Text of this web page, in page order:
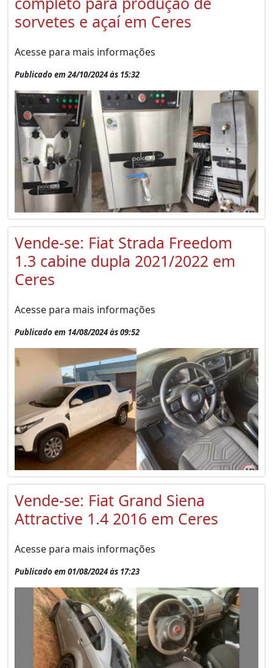
sorvetes e açaí em Ceres
Acesse para mais informações
Publicado em 24/10/2024 às 15:32
Vende-se: Fiat Strada Freedom
1.3 cabine dupla 2021/2022 em
Ceres
Acesse para mais informações
Publicado em 14/08/2024 às 09:52
Vende-se: Fiat Grand Siena
Attractive 1.4 2016 em Ceres
Acesse para mais informações
Publicado em 01/08/2024 às 17:23